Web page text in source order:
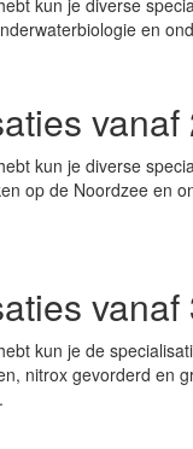
kun je diverse
en
vanaf
kun je diverse
op de Noordzee en
vanaf
kun je de
nitrox gevorderd en